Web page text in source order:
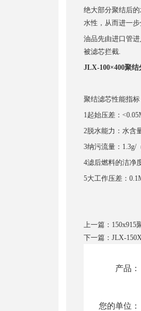
绝大部分聚结后
水性，从而进一
油品先由进口管
被滤芯拦截.
JLX-100×400聚结
聚结滤芯性能指标
1起始压差：
2脱水能力：水含
3纳污流量：1.3g/
4滤后燃料的洁净
5大工作压差：
上一篇： 150x915
下一篇： JLX-
产品：
您的单位：